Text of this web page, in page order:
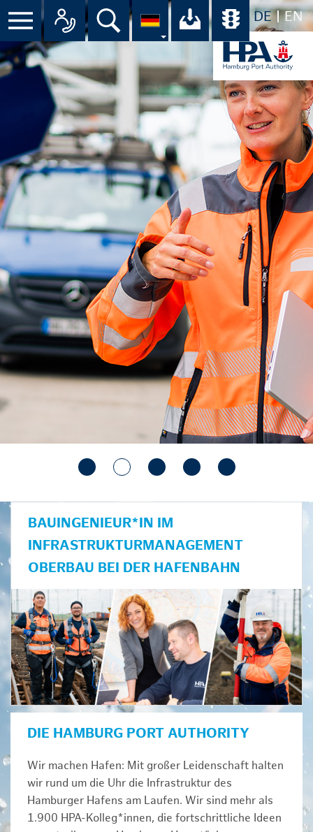
DE EN
Menü Alle Ansprechpartner im
Suche Ihr Download-
BAUINGENIEUR*IN IM
INFRASTRUKTURMANAGEMENT
OBERBAU BEI DER HAFENBAHN
DIE HAMBURG PORT AUTHORITY
Wir machen Hafen: Mit großer Leidenschaft halten
wir rund um die Uhr die Infrastruktur des
Hamburger Hafens am Laufen. Wir sind mehr als
1.900 HPA-Kolleg*innen, die fortschrittliche Ideen